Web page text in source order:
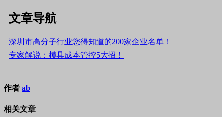
文章导航
深圳市高分子行业您得知道的200家企业名单！
专家解说：模具成本管控5大招！
作者 ab
相关文章